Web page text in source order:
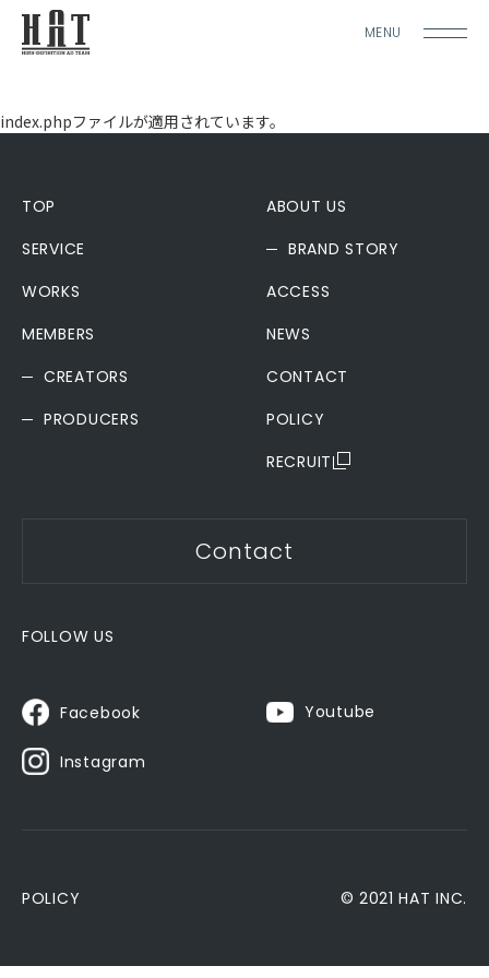
MENU
index.phpファイルが適用されています。
TOP
SERVICE
WORKS
MEMBERS
CREATORS
PRODUCERS
ABOUT US
BRAND STORY
ACCESS
NEWS
CONTACT
POLICY
RECRUIT
Contact
FOLLOW US
Facebook Youtube
Instagram
POLICY © 2021 HAT INC.